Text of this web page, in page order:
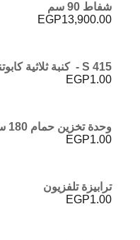
شفاط 90 سم
EGP13,900.00
S 415 - كنبة ثلاثية كابوتنيه
EGP1.00
وحدة تخزين حمام 180 سم
EGP1.00
ترابيزة تلفزيون
EGP1.00